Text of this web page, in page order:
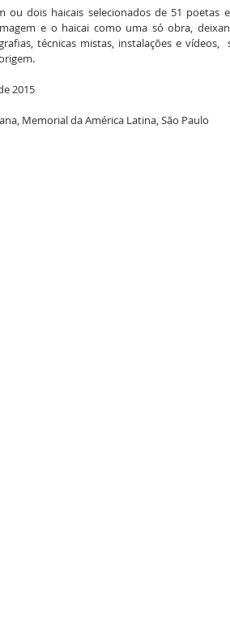
ou dois haicais selecionados de 51 poetas
e o haicai como uma só obra,
técnicas mistas, instalações e vídeos,
2015
Memorial da América Latina, São Paulo